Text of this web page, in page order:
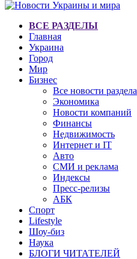
ВСЕ РАЗДЕЛЫ
Главная
Украина
Город
Мир
Бизнес
Все новости раздела
Экономика
Новости компаний
Финансы
Недвижимость
Интернет и IT
Авто
СМИ и реклама
Индексы
Пресс-релизы
АБК
Спорт
Lifestyle
Шоу-биз
Наука
БЛОГИ ЧИТАТЕЛЕЙ